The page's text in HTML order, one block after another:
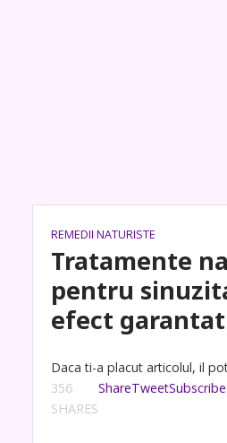
REMEDII NATURISTE
Tratamente
pentru
efect garantat
Daca ti-a placut articolul, il
356
SHARES
ShareTweetSubscribe